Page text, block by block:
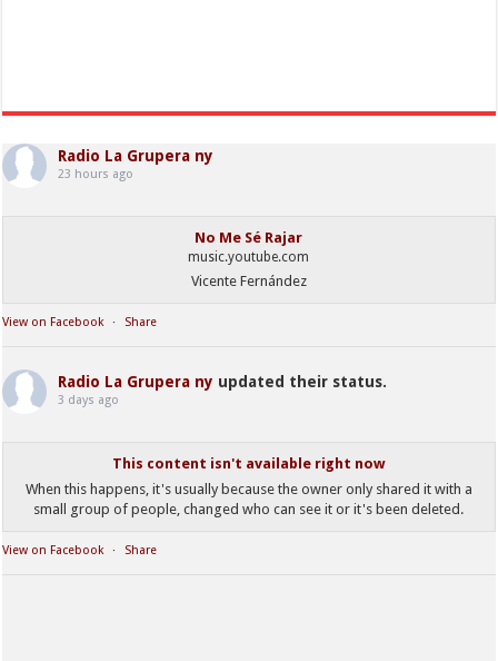
Radio La Grupera ny
23 hours ago
No Me Sé Rajar
music.youtube.com
Vicente Fernández
View on Facebook · Share
Radio La Grupera ny updated their status.
3 days ago
This content isn't available right now
When this happens, it's usually because the owner only shared it with a
small group of people, changed who can see it or it's been deleted.
View on Facebook · Share